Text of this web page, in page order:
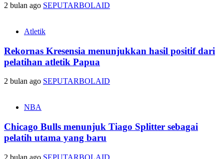
2 bulan ago SEPUTARBOLAID
Atletik
Rekornas Kresensia menunjukkan hasil positif dari
pelatihan atletik Papua
2 bulan ago SEPUTARBOLAID
NBA
Chicago Bulls menunjuk Tiago Splitter sebagai
pelatih utama yang baru
2 bulan ago SEPUTARBOLAID